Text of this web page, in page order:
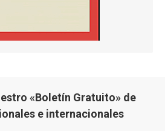
«Boletín Gratuito» de
e internacionales